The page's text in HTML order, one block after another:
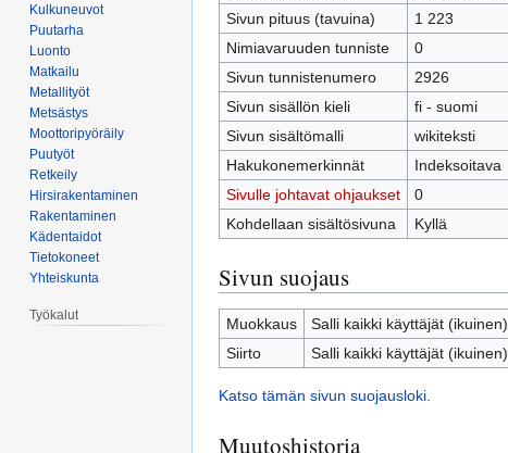
Sivun pituus (tavuina)
1 223
Nimiavaruuden tunniste
0
Sivun tunnistenumero
2926
Sivun sisällön kieli
fi - suomi
Sivun sisältömalli
wikiteksti
Hakukonemerkinnät
Indeksoitava
Sivulle johtavat ohjaukset
0
Kohdellaan sisältösivuna
Kyllä
Sivun suojaus
Muokkaus
Salli kaikki käyttäjät (ikuinen)
Siirto
Salli kaikki käyttäjät (ikuinen)
Katso tämän sivun suojausloki.
Muutoshistoria
Kulkuneuvot
Puutarha
Luonto
Matkailu
Metallityöt
Metsästys
Moottoripyöräily
Puutyöt
Retkeily
Hirsirakentaminen
Rakentaminen
Kädentaidot
Tietokoneet
Yhteiskunta
Työkalut